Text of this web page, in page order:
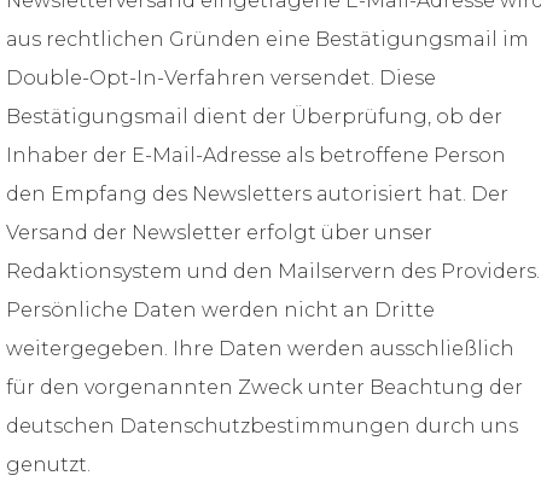
aus rechtlichen Gründen eine Bestätigungsmail im
Double-Opt-In-Verfahren versendet. Diese
Bestätigungsmail dient der Überprüfung, ob der
Inhaber der E-Mail-Adresse als betroffene Person
den Empfang des Newsletters autorisiert hat. Der
Versand der Newsletter erfolgt über unser
Redaktionsystem und den Mailservern des Providers.
Persönliche Daten werden nicht an Dritte
weitergegeben. Ihre Daten werden ausschließlich
für den vorgenannten Zweck unter Beachtung der
deutschen Datenschutzbestimmungen durch uns
genutzt.